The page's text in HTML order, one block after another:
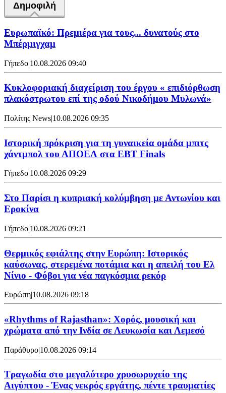
Δημοφιλή
Ευρωπαϊκό: Πρεμιέρα για τους... δυνατούς στο
Μπέρμιγχαμ
Γήπεδο|10.08.2026 09:40
Κυκλοφοριακή διαχείριση του έργου « επιδιόρθωση
πλακόστρωτου επί της οδού Νικοδήμου Μυλωνά»
Πολίτης News|10.08.2026 09:35
Ιστορική πρόκριση για τη γυναικεία ομάδα μπιτς
χάντμπολ του ΑΠΟΕΛ στα EBT Finals
Γήπεδο|10.08.2026 09:29
Στο Παρίσι η κυπριακή κολύμβηση με Αντωνίου και
Εροκίνα
Γήπεδο|10.08.2026 09:21
Θερμικός εφιάλτης στην Ευρώπη: Ιστορικός
καύσωνας, στερεμένα ποτάμια και η απειλή του Ελ
Νίνιο - Φόβοι για νέα παγκόσμια ρεκόρ
Ευρώπη|10.08.2026 09:18
«Rhythms of Rajasthan»: Χορός, μουσική και
χρώματα από την Ινδία σε Λευκωσία και Λεμεσό
Παράθυρο|10.08.2026 09:14
Τραγωδία στο μεγαλύτερο χρυσωρυχείο της
Αιγύπτου - Ένας νεκρός εργάτης, πέντε τραυματίες